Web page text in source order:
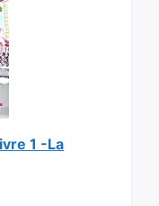
1 -La